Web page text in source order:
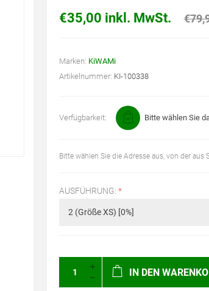
€35,00 inkl. MwSt.
Marken: KiWAMi
Artikelnummer: KI-100338
Verfügbarkeit: Bitte wählen Sie
Bitte wählen Sie die Adresse aus, von der aus
AUSFÜHRUNG: *
IN DEN